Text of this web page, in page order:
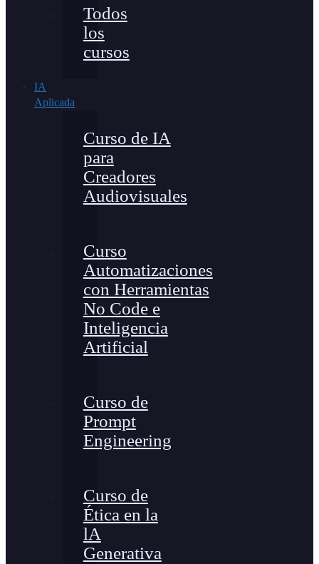
Todos
los
cursos
IA
Aplicada
Curso de IA
para
Creadores
Audiovisuales
Curso
Automatizaciones
con Herramientas
No Code e
Inteligencia
Artificial
Curso de
Prompt
Engineering
Curso de
Ética en la
lA
Generativa